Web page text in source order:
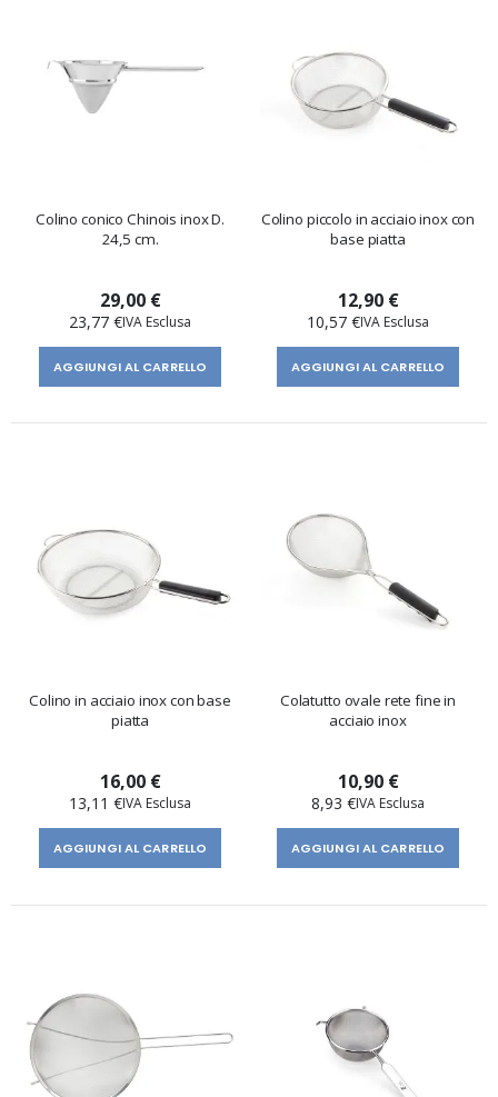
Colino conico Chinois inox D.
24,5 cm.
29,00 €
23,77 €
AGGIUNGI AL CARRELLO
Colino piccolo in acciaio inox con
base piatta
12,90 €
10,57 €
AGGIUNGI AL CARRELLO
Colino in acciaio inox con base
piatta
16,00 €
13,11 €
AGGIUNGI AL CARRELLO
Colatutto ovale rete fine in
acciaio inox
10,90 €
8,93 €
AGGIUNGI AL CARRELLO